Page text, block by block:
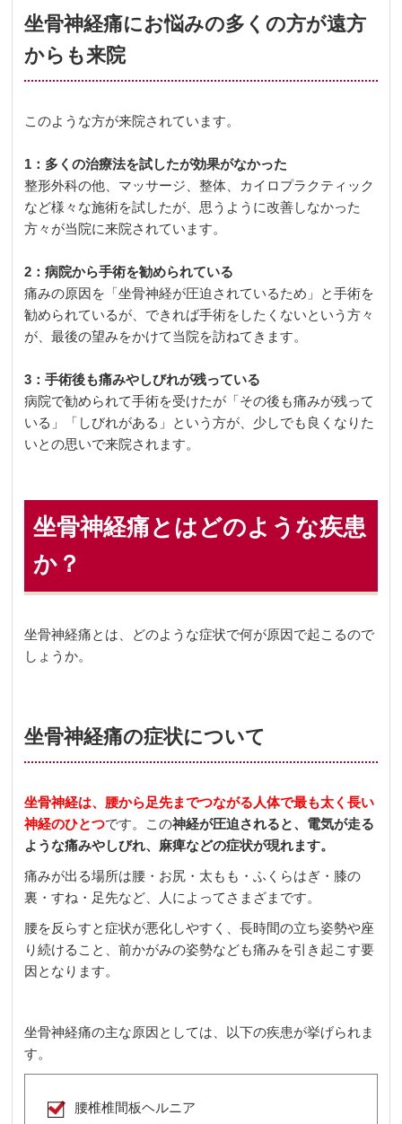
坐骨神経痛にお悩みの多くの方が遠方
からも来院
このような方が来院されています。
1：多くの治療法を試したが効果がなかった
整形外科の他、マッサージ、整体、カイロプラクティック
など様々な施術を試したが、思うように改善しなかった
方々が当院に来院されています。
2：病院から手術を勧められている
痛みの原因を「坐骨神経が圧迫されているため」と手術を
勧められているが、できれば手術をしたくないという方々
が、最後の望みをかけて当院を訪ねてきます。
3：手術後も痛みやしびれが残っている
病院で勧められて手術を受けたが「その後も痛みが残って
いる」「しびれがある」という方が、少しでも良くなりた
いとの思いで来院されます。
坐骨神経痛とはどのような疾患
か？
坐骨神経痛とは、どのような症状で何が原因で起こるので
しょうか。
坐骨神経痛の症状について
坐骨神経は、腰から足先までつながる人体で最も太く長い
神経のひとつです。この神経が圧迫されると、電気が走る
ような痛みやしびれ、麻痺などの症状が現れます。
痛みが出る場所は腰・お尻・太もも・ふくらはぎ・膝の
裏・すね・足先など、人によってさまざまです。
腰を反らすと症状が悪化しやすく、長時間の立ち姿勢や座
り続けること、前かがみの姿勢なども痛みを引き起こす要
因となります。
坐骨神経痛の主な原因としては、以下の疾患が挙げられま
す。
腰椎椎間板ヘルニア